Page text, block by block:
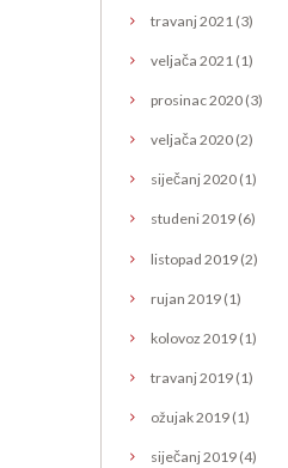
travanj2021 (3)
veljača 2021 (1)
prosinac2020(3)
veljača 2020(2)
siječanj2020(1)
studeni2019(6)
listopad 2019(2)
rujan 2019(1)
kolovoz 2019(1)
travanj2019(1)
ožujak2019(1)
siječanj2019(4)